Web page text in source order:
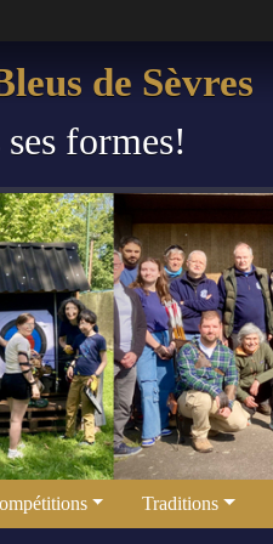
de Sèvres
formes!
Traditions